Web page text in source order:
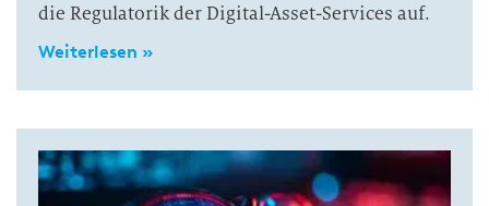
die Regulatorik der Digital-Asset-Services auf.
Weiterlesen »